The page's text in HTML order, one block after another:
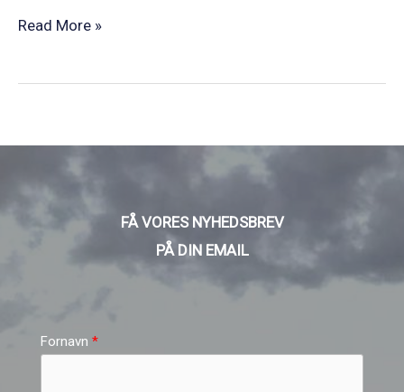
Read More »
FÅ VORES NYHEDSBREV
PÅ DIN EMAIL
Fornavn